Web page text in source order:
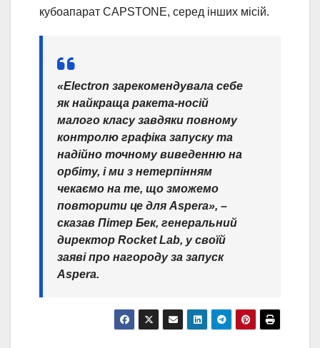
кубоапарат CAPSTONE, серед інших місій.
«Electron зарекомендувала себе
як найкраща ракета-носій
малого класу завдяки повному
контролю графіка запуску та
надійно точному виведенню на
орбіту, і ми з нетерпінням
чекаємо на те, що зможемо
повторити це для Aspera», –
сказав Пітер Бек, генеральний
директор Rocket Lab, у своїй
заяві про нагороду за запуск
Aspera.